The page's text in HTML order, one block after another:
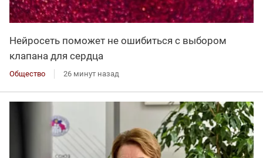
Нейросеть поможет не ошибиться с выбором
клапана для сердца
Общество 26 минут назад